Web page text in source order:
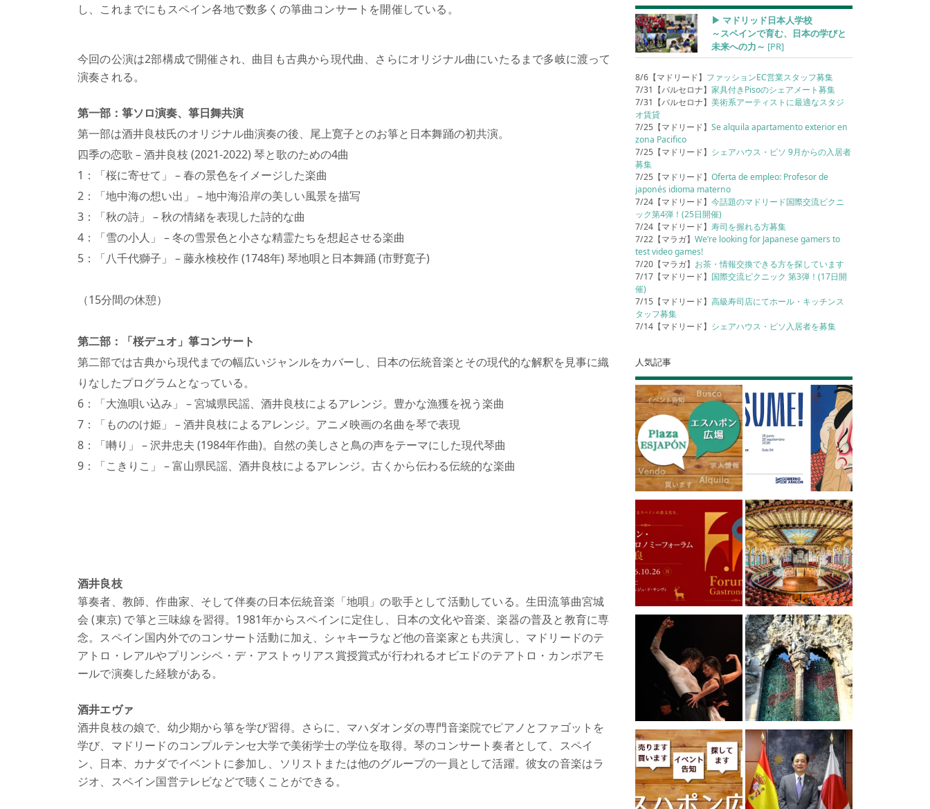
し、これまでにもスペイン各地で数多くの箏曲コンサートを開催している。
今回の公演は2部構成で開催され、曲目も古典から現代曲、さらにオリジナル曲にいたるまで多岐に渡って
演奏される。
第一部：箏ソロ演奏、箏日舞共演
第一部は酒井良枝氏のオリジナル曲演奏の後、尾上寛子とのお箏と日本舞踊の初共演。
四季の恋歌 – 酒井良枝 (2021-2022) 琴と歌のための4曲
1：「桜に寄せて」 – 春の景色をイメージした楽曲
2：「地中海の想い出」 – 地中海沿岸の美しい風景を描写
3：「秋の詩」 – 秋の情緒を表現した詩的な曲
4：「雪の小人」 – 冬の雪景色と小さな精霊たちを想起させる楽曲
5：「八千代獅子」 – 藤永検校作 (1748年) 琴地唄と日本舞踊 (市野寛子)
（15分間の休憩）
第二部：「桜デュオ」箏コンサート
第二部では古典から現代までの幅広いジャンルをカバーし、日本の伝統音楽とその現代的な解釈を見事に織
りなしたプログラムとなっている。
6：「大漁唄い込み」 – 宮城県民謡、酒井良枝によるアレンジ。豊かな漁獲を祝う楽曲
7：「もののけ姫」 – 酒井良枝によるアレンジ。アニメ映画の名曲を琴で表現
8：「囀り」 – 沢井忠夫 (1984年作曲)。自然の美しさと鳥の声をテーマにした現代琴曲
9：「こきりこ」 – 富山県民謡、酒井良枝によるアレンジ。古くから伝わる伝統的な楽曲
酒井良枝
箏奏者、教師、作曲家、そして伴奏の日本伝統音楽「地唄」の歌手として活動している。生田流箏曲宮城
会 (東京) で箏と三味線を習得。1981年からスペインに定住し、日本の文化や音楽、楽器の普及と教育に専
念。スペイン国内外でのコンサート活動に加え、シャキーラなど他の音楽家とも共演し、マドリードのテ
アトロ・レアルやプリンシペ・デ・アストゥリアス賞授賞式が行われるオビエドのテアトロ・カンポアモ
ールで演奏した経験がある。
酒井エヴァ
酒井良枝の娘で、幼少期から箏を学び習得。さらに、マハダオンダの専門音楽院でピアノとファゴットを
学び、マドリードのコンプルテンセ大学で美術学士の学位を取得。琴のコンサート奏者として、スペイ
ン、日本、カナダでイベントに参加し、ソリストまたは他のグループの一員として活躍。彼女の音楽はラ
ジオ、スペイン国営テレビなどで聴くことができる。
▶︎ マドリッド日本人学校
～スペインで育む、日本の学びと
未来への力～ [PR]
8/6【マドリード】 ファッションEC営業スタッフ募集
7/31【バルセロナ】家具付きPisoのシェアメート募集
7/31【バルセロナ】美術系アーティストに最適なスタジ
オ賃貸
7/25【マドリード】Se alquila apartamento exterior en
zona Pacifico
7/25【マドリード】 シェアハウス・ピソ 9月からの入居者
募集
7/25【マドリード】Oferta de empleo: Profesor de
japonés idioma materno
7/24【マドリード】今話題のマドリード国際交流ピクニ
ック第4弾！(25日開催)
7/24【マドリード】寿司を握れる方募集
7/22【マラガ】We’re looking for Japanese gamers to
test video games!
7/20【マラガ】 お茶・情報交換できる方を探しています
7/17【マドリード】 国際交流ピクニック 第3弾！(17日開
催)
7/15【マドリード】高級寿司店にてホール・キッチンス
タッフ募集
7/14【マドリード】 シェアハウス・ピソ入居者を募集
人気記事